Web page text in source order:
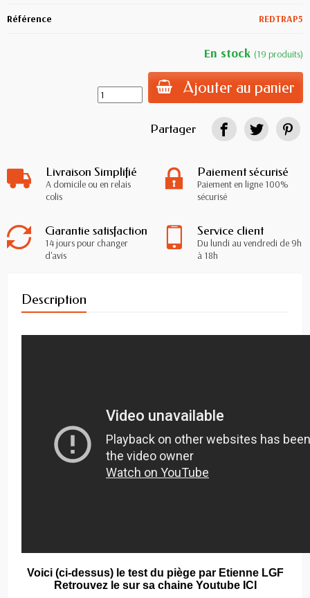
Référence REDTRAP5
En stock (19 produits)
Ajouter au panier
Partager
Livraison Simplifié
A domicile ou en relais
colis
Paiement sécurisé
Paiement en ligne 100%
sécurisé
Garantie satisfaction
14 jours pour changer
d'avis
Service client
Du lundi au vendredi de 9h
à 18h
Description
Voici (ci-dessus) le test du piège par Etienne LGF
Retrouvez le sur sa chaine Youtube ICI